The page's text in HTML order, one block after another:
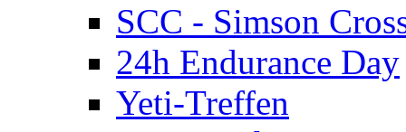
SCC - Simson
24h Endurance Day
Yeti-Treffen